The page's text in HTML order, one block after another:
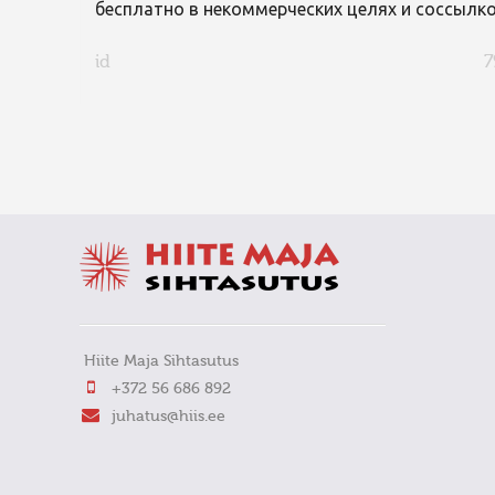
бесплатно в некоммерческих целях и
id
Hiite Maja Sihtasutus
+372 56 686 892
juhatus@hiis.ee